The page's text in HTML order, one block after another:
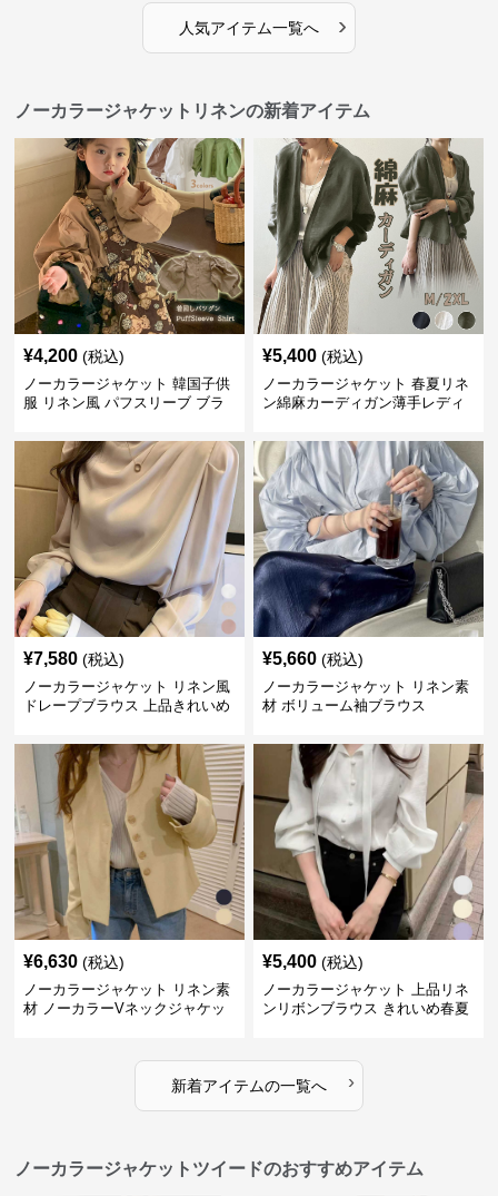
人気アイテム一覧へ ›
ノーカラージャケットリネンの新着アイテム
¥4,200 (税込)
ノーカラージャケット 韓国子供
服 リネン風 パフスリーブ ブラ
¥5,400 (税込)
ノーカラージャケット 春夏リネ
ン綿麻カーディガン薄手レディ
¥7,580 (税込)
ノーカラージャケット リネン風
ドレープブラウス 上品きれいめ
¥5,660 (税込)
ノーカラージャケット リネン素
材 ボリューム袖ブラウス
¥6,630 (税込)
ノーカラージャケット リネン素
材 ノーカラーVネックジャケッ
¥5,400 (税込)
ノーカラージャケット 上品リネ
ンリボンブラウス きれいめ春夏
新着アイテムの一覧へ ›
ノーカラージャケットツイードのおすすめアイテム